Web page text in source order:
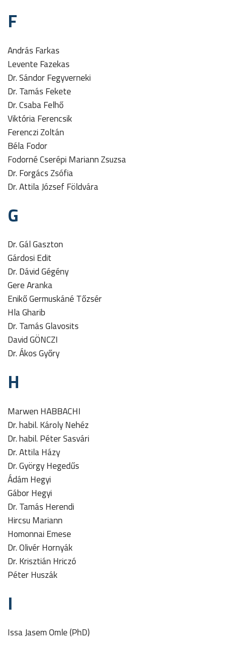
F
András Farkas
Levente Fazekas
Dr. Sándor Fegyverneki
Dr. Tamás Fekete
Dr. Csaba Felhő
Viktória Ferencsik
Ferenczi Zoltán
Béla Fodor
Fodorné Cserépi Mariann Zsuzsa
Dr. Forgács Zsófia
Dr. Attila József Földvára
G
Dr. Gál Gaszton
Gárdosi Edit
Dr. Dávid Gégény
Gere Aranka
Enikő Germuskáné Tőzsér
Hla Gharib
Dr. Tamás Glavosits
David GÖNCZI
Dr. Ákos Győry
H
Marwen HABBACHI
Dr. habil. Károly Nehéz
Dr. habil. Péter Sasvári
Dr. Attila Házy
Dr. György Hegedűs
Ádám Hegyi
Gábor Hegyi
Dr. Tamás Herendi
Hircsu Mariann
Homonnai Emese
Dr. Olivér Hornyák
Dr. Krisztián Hriczó
Péter Huszák
I
Issa Jasem Omle (PhD)